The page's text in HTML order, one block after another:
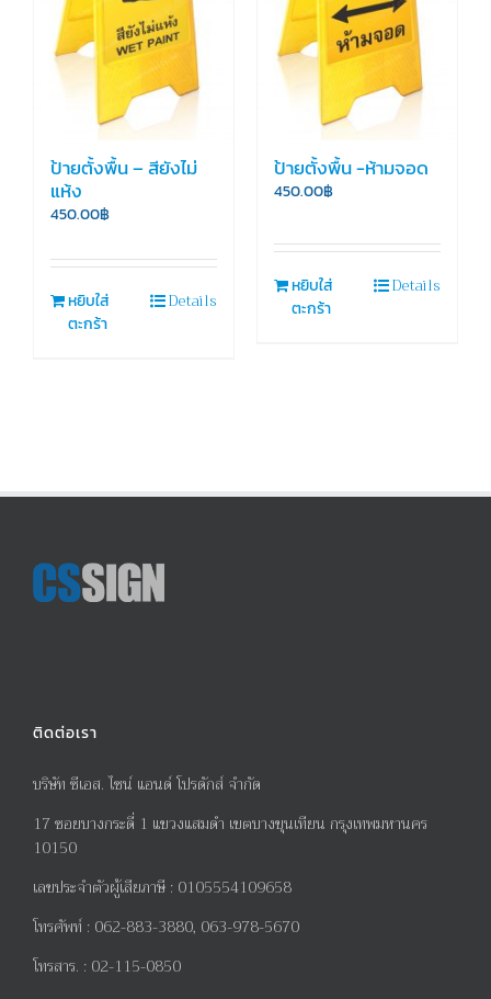
ป้ายตั้งพื้น – สียังไม่
แห้ง
450.00฿
หยิบใส่
ตะกร้า
Details
ป้ายตั้งพื้น -ห้ามจอด
450.00฿
หยิบใส่
ตะกร้า
Details
ติดต่อเรา
บริษัท ซีเอส. ไซน์ แอนด์ โปรดักส์ จำกัด
17ซอยบางกระดี่ 1 แขวงแสมดำ เขตบางขุนเทียน กรุงเทพมหานคร
10150
เลขประจำตัวผู้เสียภาษี : 0105554109658
โทรศัพท์ : 062-883-3880, 063-978-5670
โทรสาร. : 02-115-0850